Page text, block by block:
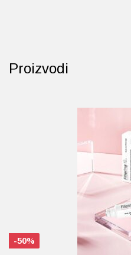
Proizvodi
-50%